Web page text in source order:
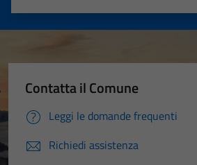
Valuta 5 stelle su 5
Valuta 4 stelle su 5
Valuta 3 stelle su 5
Valuta 2 stelle su 5
Valuta 1 stelle su 5
Contatta il Comune
Leggi le domande frequenti
Richiedi assistenza